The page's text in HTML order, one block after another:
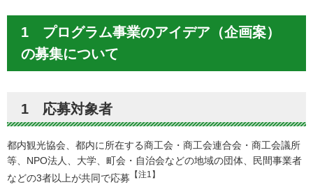
1 プログラム事業のアイデア（企画案）
の募集について
1 応募対象者
都内観光協会、都内に所在する商工会・商工会連合会・商工会議所
等、NPO法人、大学、町会・自治会などの地域の団体、民間事業者
などの3者以上が共同で応募 【注1】